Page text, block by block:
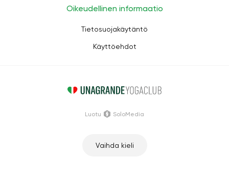
Oikeudellinen informaatio
Tietosuojakäytäntö
Käyttöehdot
Vaihda kieli
Luotu SoloMedia